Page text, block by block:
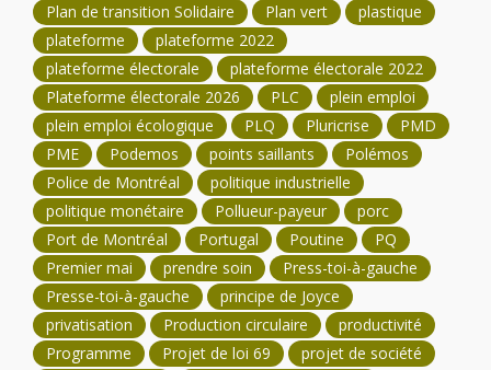
Plan de transition Solidaire
Plan vert
plastique
plateforme
plateforme 2022
plateforme électorale
plateforme électorale 2022
Plateforme électorale 2026
PLC
plein emploi
plein emploi écologique
PLQ Pluricrise
PMD
PME
Podemos points saillants
Polémos
Police de Montréal
politique industrielle
politique monétaire
Pollueur-payeur
porc
Port de Montréal
Portugal Poutine
PQ
Premier mai
prendre soin
Press-toi-à-gauche
Presse-toi-à-gauche
principe de Joyce
privatisation
Production circulaire
productivité
Programme
Projet de loi 69
projet de société